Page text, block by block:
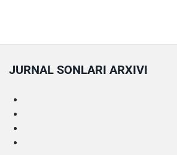
JURNAL SONLARI ARXIVI